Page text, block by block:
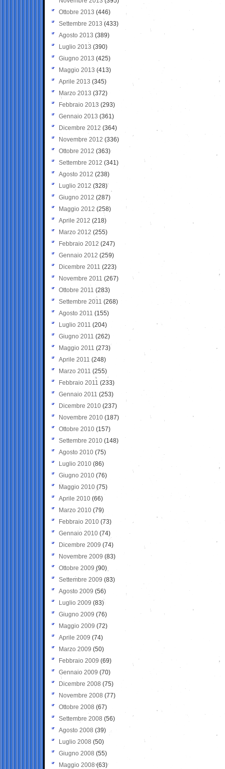
Ottobre 2013 (446)
Settembre 2013 (433)
Agosto 2013 (389)
Luglio 2013 (390)
Giugno 2013 (425)
Maggio 2013 (413)
Aprile 2013 (345)
Marzo 2013 (372)
Febbraio 2013 (293)
Gennaio 2013 (361)
Dicembre 2012 (364)
Novembre 2012 (336)
Ottobre 2012 (363)
Settembre 2012 (341)
Agosto 2012 (238)
Luglio 2012 (328)
Giugno 2012 (287)
Maggio 2012 (258)
Aprile 2012 (218)
Marzo 2012 (255)
Febbraio 2012 (247)
Gennaio 2012 (259)
Dicembre 2011 (223)
Novembre 2011 (267)
Ottobre 2011 (283)
Settembre 2011 (268)
Agosto 2011 (155)
Luglio 2011 (204)
Giugno 2011 (262)
Maggio 2011 (273)
Aprile 2011 (248)
Marzo 2011 (255)
Febbraio 2011 (233)
Gennaio 2011 (253)
Dicembre 2010 (237)
Novembre 2010 (187)
Ottobre 2010 (157)
Settembre 2010 (148)
Agosto 2010 (75)
Luglio 2010 (86)
Giugno 2010 (76)
Maggio 2010 (75)
Aprile 2010 (66)
Marzo 2010 (79)
Febbraio 2010 (73)
Gennaio 2010 (74)
Dicembre 2009 (74)
Novembre 2009 (83)
Ottobre 2009 (90)
Settembre 2009 (83)
Agosto 2009 (56)
Luglio 2009 (83)
Giugno 2009 (76)
Maggio 2009 (72)
Aprile 2009 (74)
Marzo 2009 (50)
Febbraio 2009 (69)
Gennaio 2009 (70)
Dicembre 2008 (75)
Novembre 2008 (77)
Ottobre 2008 (67)
Settembre 2008 (56)
Agosto 2008 (39)
Luglio 2008 (50)
Giugno 2008 (55)
Maggio 2008(63)